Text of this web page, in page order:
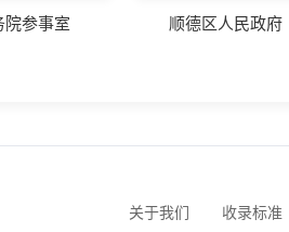
院参事室 顺德区人民政府
关于我们 收录标准